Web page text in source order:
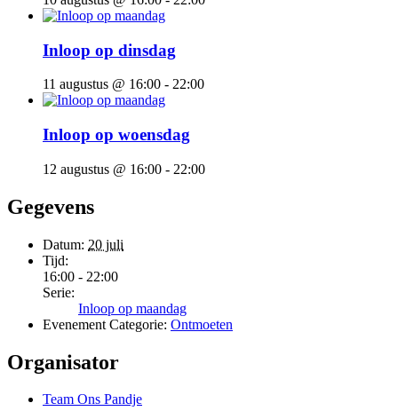
Inloop op dinsdag
11 augustus @ 16:00 - 22:00
Inloop op woensdag
12 augustus @ 16:00 - 22:00
Gegevens
Datum: 20 juli
Tijd:
16:00 - 22:00
Serie:
Inloop op maandag
Evenement Categorie: Ontmoeten
Organisator
Team Ons Pandje